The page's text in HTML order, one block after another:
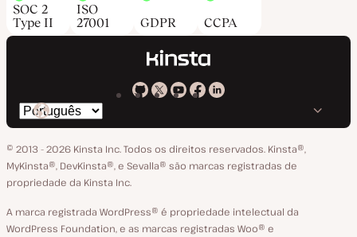
SOC 2
Type II
ISO
27001
GDPR CCPA
Kinsta
GitHub
Kinsta
X
Kinsta
YouTube
Kinsta
Facebook
Kinsta
LinkedIn
Trocar
o
idioma
© 2013 - 2026 Kinsta Inc. Todos os direitos reservados. Kinsta®‚
MyKinsta®‚ DevKinsta®‚ e Sevalla® são marcas registradas de
propriedade da Kinsta Inc.
A marca registrada WordPress® é propriedade intelectual da
WordPress Foundation, e as marcas registradas Woo® e